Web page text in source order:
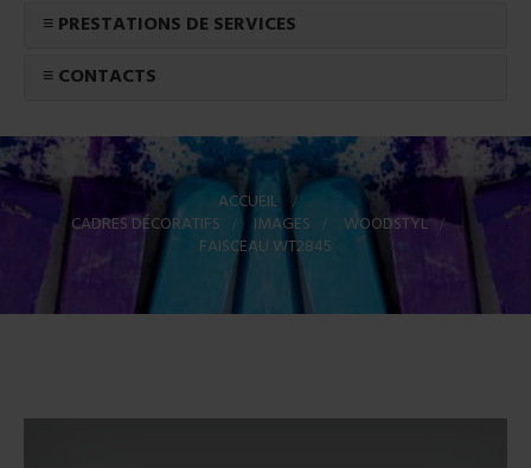
≡ PRESTATIONS DE SERVICES
≡ CONTACTS
ACCUEIL >
CADRES DÉCORATIFS > IMAGES > WOODSTYL >
FAISCEAU WT2845